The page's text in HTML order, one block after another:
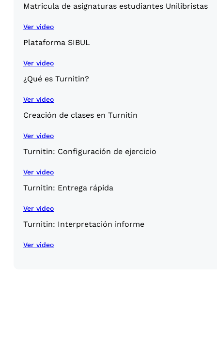
Matricula de asignaturas estudiantes Unilibristas
Ver video
Plataforma SIBUL
Ver video
¿Qué es Turnitin?
Ver video
Creación de clases en Turnitin
Ver video
Turnitin: Configuración de ejercicio
Ver video
Turnitin: Entrega rápida
Ver video
Turnitin: Interpretación informe
Ver video